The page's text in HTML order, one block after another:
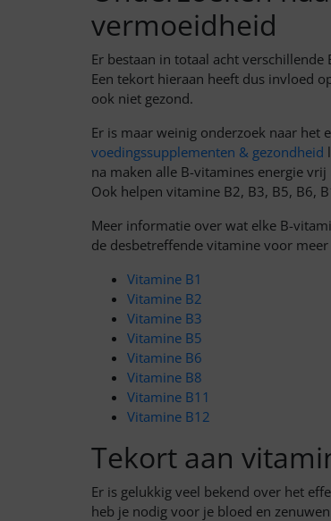
vermoeidheid
Er bestaan in totaal acht verschillende
Een tekort hieraan heeft dus invloed
ook niet gezond.
Er is maar weinig onderzoek naar het
voedingssupplementen & gezondheid
na maken alle B-vitamines energie
Ook helpen vitamine B2, B3, B5, B6,
Meer informatie over wat elke B-
de desbetreffende vitamine voor
Vitamine B1
Vitamine B2
Vitamine B3
Vitamine B5
Vitamine B6
Vitamine B8
Vitamine B11
Vitamine B12
Tekort aan
Er is gelukkig veel bekend over het
heb je nodig voor je bloed en